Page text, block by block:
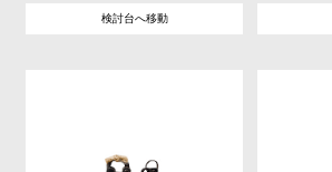
検討台へ移動